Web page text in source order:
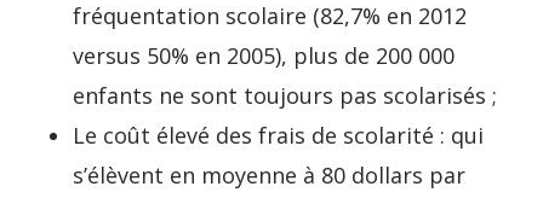
fréquentation scolaire (82,7% en 2012
versus 50% en 2005), plus de 200 000
enfants ne sont toujours pas scolarisés ;
Le coût élevé des frais de scolarité : qui
s’élèvent en moyenne à 80 dollars par